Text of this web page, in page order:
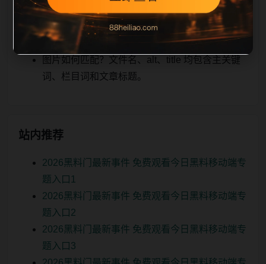
关、图片本地化的方式持续补充。
如何继续浏览？可返回栏目页、查看热门推荐或
进入 sitemap。
图片如何匹配？文件名、alt、title 均包含主关键
词、栏目词和文章标题。
站内推荐
2026黑料门最新事件 免费观看今日黑料移动端专
题入口1
2026黑料门最新事件 免费观看今日黑料移动端专
题入口2
2026黑料门最新事件 免费观看今日黑料移动端专
题入口3